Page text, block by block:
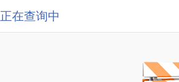
正在查询中